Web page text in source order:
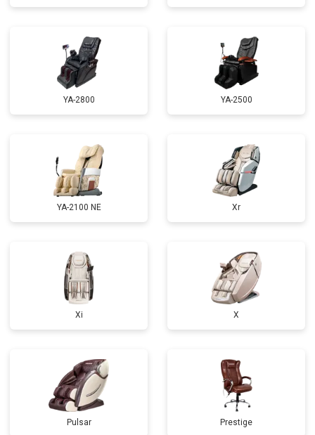
Ремонт сканера от 4800 ₽ Заказать
Ремонт купюроприемника Заказать
Замена сетевого трансформатора от 4500 ₽ Заказать
Ремонт микро-лифта от 5500 ₽
YA-2800 YA-2500
YA-2100 NE Xr
Xi X
Pulsar Prestige